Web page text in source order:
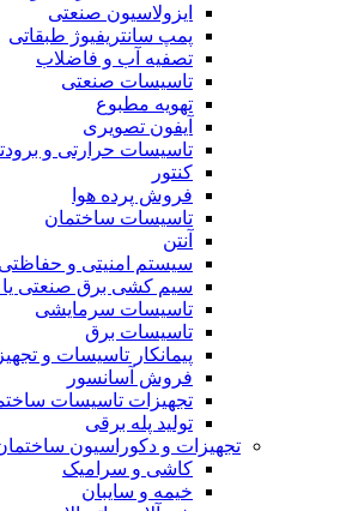
ایزولاسیون صنعتی
پمپ سانتریفیوژ طبقاتی
تصفیه آب و فاضلاب
تاسیسات صنعتی
تهویه مطبوع
آیفون تصویری
تاسیسات حرارتی و
کنتور
فروش پرده هوا
تاسیسات ساختمان
آنتن
سیستم امنیتی و حفاظتی
سیم کشی برق صنعتی یا
تاسیسات سرمایشی
تاسیسات برق
پیمانکار تاسیسات و
فروش آسانسور
تجهیزات تاسیسات
تولید پله برقی
تجهیزات و دکوراسیون
کاشی و سرامیک
خیمه و سایبان